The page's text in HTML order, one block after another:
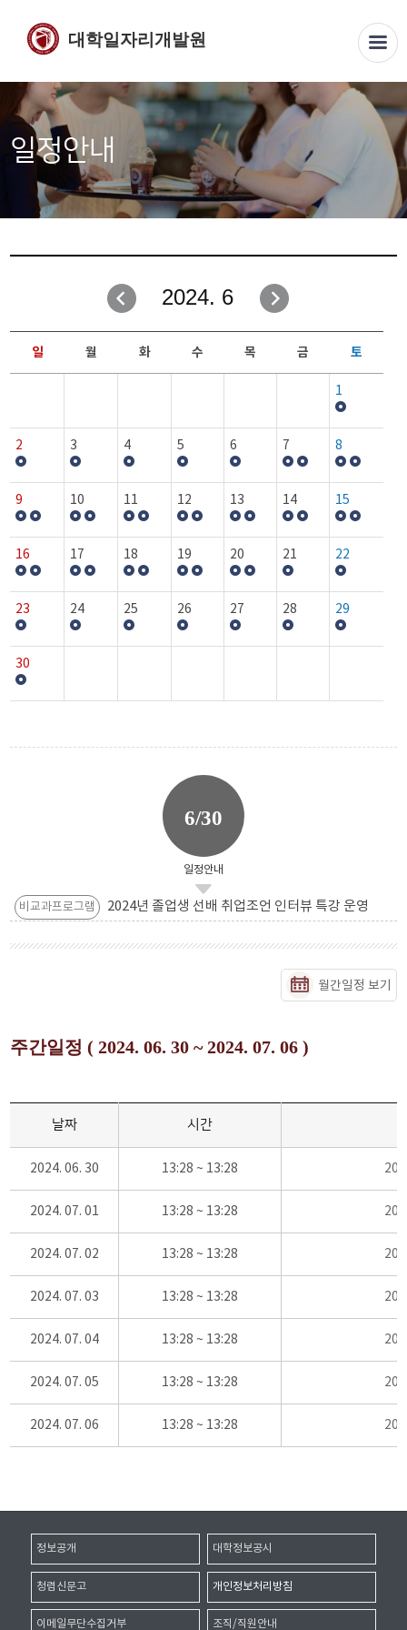
대학일자리개발원
일정안내
2024. 6
일 월 화 수 목 금 토
1
2 3 4 5 6 7 8
9 10 11 12 13 14 15
16 17 18 19 20 21 22
23 24 25 26 27 28 29
30
6/30
일정안내
비교과프로그램 2024년 졸업생 선배 취업조언 인터뷰 특강 운영
월간일정 보기
주간일정 ( 2024. 06. 30 ~ 2024. 07. 06 )
날짜 시간
2024. 06. 30 13:28 ~ 13:28
2024. 07. 01 13:28 ~ 13:28
2024. 07. 02 13:28 ~ 13:28
2024. 07. 03 13:28 ~ 13:28
2024. 07. 04 13:28 ~ 13:28
2024. 07. 05 13:28 ~ 13:28
2024. 07. 06 13:28 ~ 13:28
정보공개 대학정보공시
청렴신문고 개인정보처리방침
이메일무단수집거부 조직/직원안내